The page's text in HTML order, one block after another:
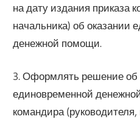
на дату издания приказа
начальника) об оказании
денежной помощи.
3. Оформлять решение об
единовременной
командира (руководителя,